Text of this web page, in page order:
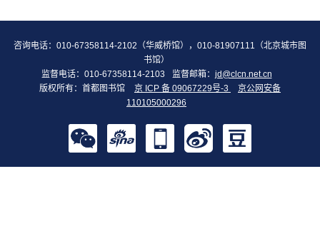
咨询电话：010-67358114-2102（华威桥馆），010-81907111（北京城市图
书馆）
监督电话：010-67358114-2103
监督邮箱： jd@clcn.net.cn
版权所有：首都图书馆
京 ICP 备 09067229号-3
京公网安备
110105000296